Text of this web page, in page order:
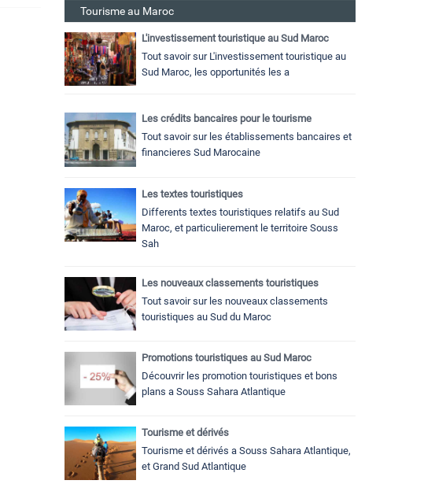
Tourisme au Maroc
L'investissement touristique au Sud Maroc
Tout savoir sur L'investissement touristique au
Sud Maroc, les opportunités les a
Les crédits bancaires pour le tourisme
Tout savoir sur les établissements bancaires et
financieres Sud Marocaine
Les textes touristiques
Differents textes touristiques relatifs au Sud
Maroc, et particulierement le territoire Souss
Sah
Les nouveaux classements touristiques
Tout savoir sur les nouveaux classements
touristiques au Sud du Maroc
Promotions touristiques au Sud Maroc
Découvrir les promotion touristiques et bons
plans a Souss Sahara Atlantique
Tourisme et dérivés
Tourisme et dérivés a Souss Sahara Atlantique,
et Grand Sud Atlantique